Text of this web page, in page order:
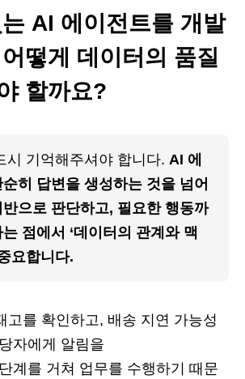
AI 에이전트를 개발
떻게 데이터의 품질
할까요?
시 기억해주셔야 합니다. AI 에
히 답변을 생성하는 것을 넘어
으로 판단하고, 필요한 행동까
점에서 ‘데이터의 관계와 맥
요합니다.
고를 확인하고, 배송 지연 가능성
자에게 알림을
계를 거쳐 업무를 수행하기 때문